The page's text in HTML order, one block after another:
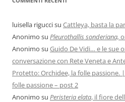
luisella riguccisu Cattleya, basta la
Anonimo su Pleurothallis sonderiana,
Anonimo su Guido De Vidi… e le sue
conversazione con Rete Veneta e
Protetto: Orchidee, la folle passione.
folle passione – post 2
Anonimo su Peristeria elata, il fiore